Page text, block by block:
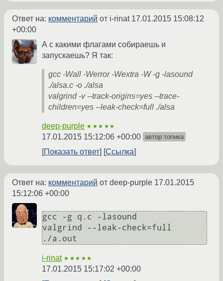
Ответ на: комментарий от i-rinat 17.01.2015 15:08:12
+00:00
А с какими флагами собираешь и
запускаешь? Я так:
gcc -Wall -Werror -Wextra -W -g -lasound
./alsa.c -o ./alsa
valgrind -v --track-origins=yes --trace-
children=yes --leak-check=full ./alsa
deep-purple ★★★★★
17.01.2015 15:12:06 +00:00 автор топика
Показать ответ Ссылка
Ответ на: комментарий от deep-purple 17.01.2015
15:12:06 +00:00
gcc -g q.c -lasound
valgrind --leak-check=full
i-rinat ★★★★★
17.01.2015 15:17:02 +00:00